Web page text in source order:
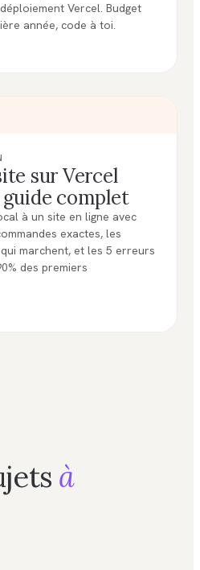
Vercel. Budget
année, code à toi.
sur Vercel
guide complet
à un site en ligne avec
exactes, les
marchent, et les 5 erreurs
des premiers
à